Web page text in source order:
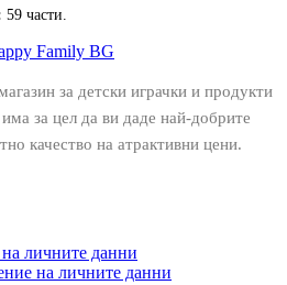
59 части.
за детски играчки и продукти
за цел да ви даде най-добрите
качество на атрактивни цени.
личните данни
на личните данни